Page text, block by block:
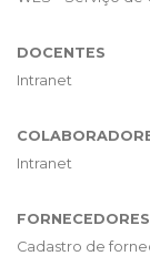
DOCENTES
Intranet
Intranet
FORNECEDORES
Cadastro de